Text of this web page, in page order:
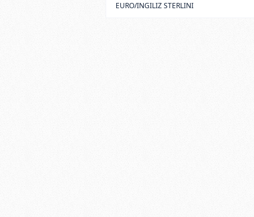
EURO/INGILIZ STERLINI